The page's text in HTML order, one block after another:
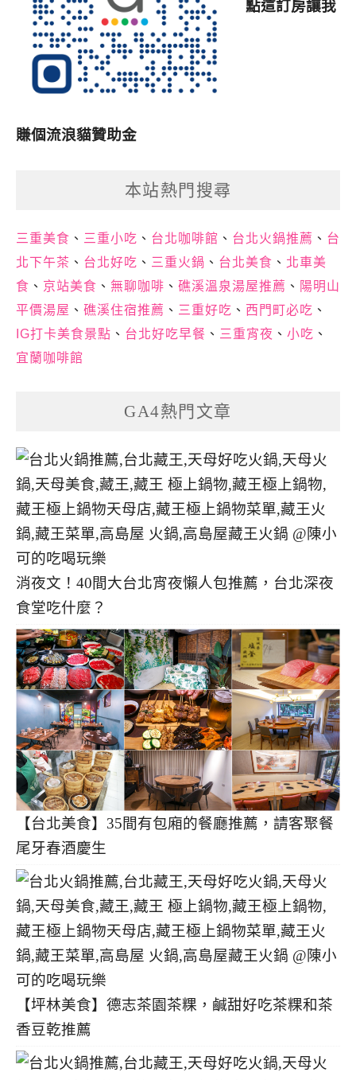
點這訂房讓我
賺個流浪貓贊助金
本站熱門搜尋
三重美食 、 三重小吃 、 台北咖啡館 、 台北火鍋推薦 、 台
北下午茶 、 台北好吃 、 三重火鍋 、 台北美食 、 北車美
食 、 京站美食 、 無聊咖啡 、 礁溪溫泉湯屋推薦 、 陽明山
平價湯屋 、 礁溪住宿推薦 、 三重好吃 、 西門町必吃 、
IG打卡美食景點 、 台北好吃早餐 、 三重宵夜 、 小吃 、
宜蘭咖啡館
GA4熱門文章
消夜文！40間大台北宵夜懶人包推薦，台北深夜
食堂吃什麼？
【台北美食】35間有包廂的餐廳推薦，請客聚餐
尾牙春酒慶生
【坪林美食】德志茶園茶粿，鹹甜好吃茶粿和茶
香豆乾推薦